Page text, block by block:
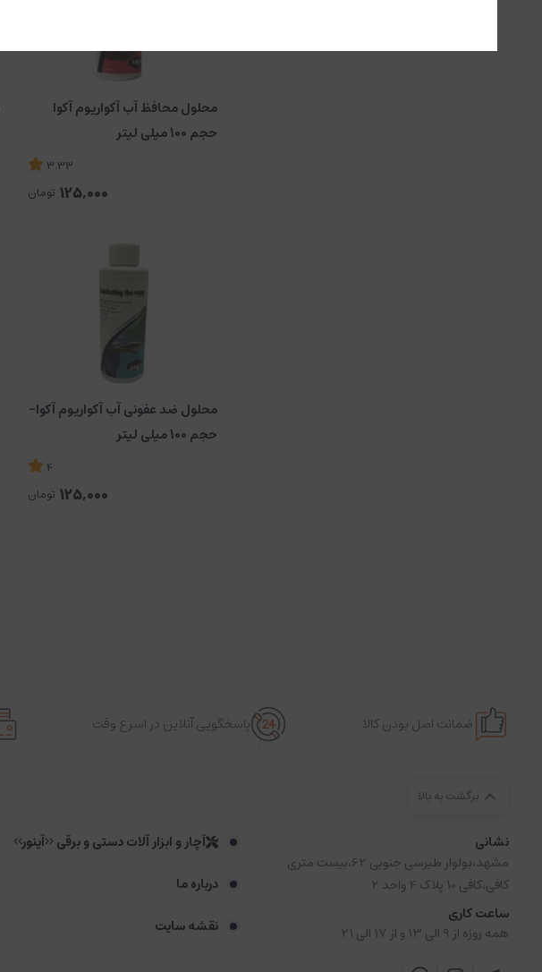
محلول محافظ آب آکواریوم آکوا
حجم 100 میلی لیتر
3.33
125,000 تومان
محلول ضد عفونی آب آکواریوم آکوا-
حجم 100 میلی لیتر
4
125,000 تومان
ضمانت اصل بودن کالا پاسخگویی آنلاین در اسرع وقت
برگشت به بالا
نشانی
مشهد،بولوار طبرسی جنوبی 62،بیست متری
کافی،کافی 10 پلاک 4 واحد 2
ساعت کاری
همه روزه از 9 الی 13 و از 17 الی 21
آچار و ابزار آلات دستی و برقی <<آینور>>
درباره ما
نقشه سایت